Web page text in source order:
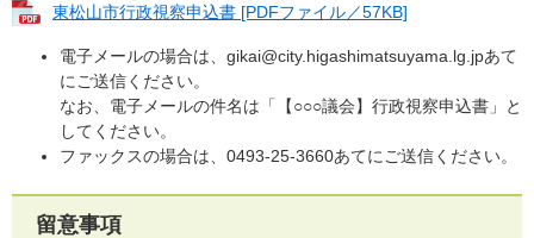
東松山市行政視察申込書 [PDFファイル／57KB]
電子メールの場合は、gikai@city.higashimatsuyama.lg.jpあて
にご送信ください。
なお、電子メールの件名は「【○○○議会】行政視察申込書」と
してください。
ファックスの場合は、0493-25-3660あてにご送信ください。
留意事項